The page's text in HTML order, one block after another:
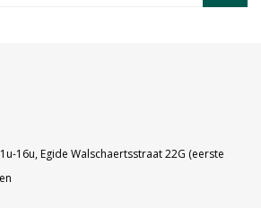
16u, Egide Walschaertsstraat 22G (eerste